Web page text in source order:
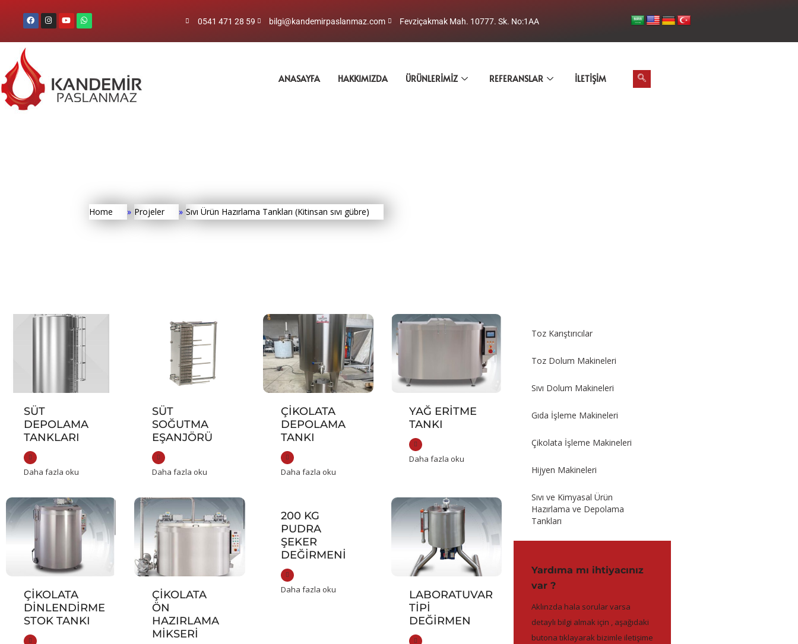
0541 471 28 59 bilgi@kandemirpaslanmaz.com Fevziçakmak Mah. 10777. Sk. No:1AA
ANASAYFA HAKKIMIZDA ÜRÜNLERIMIZ REFERANSLAR İLETIŞIM
Home » Projeler » Sıvı Ürün Hazırlama Tankları (Kitinsan sıvı gübre)
SÜT
DEPOLAMA
TANKLARI
Daha fazla oku
SÜT
SOĞUTMA
EŞANJÖRÜ
Daha fazla oku
ÇIKOLATA
DEPOLAMA
TANKI
Daha fazla oku
YAĞ ERITME
TANKI
Daha fazla oku
ÇIKOLATA
DINLENDIRME
STOK TANKI
ÇIKOLATA
ÖN
HAZIRLAMA
MIKSERI
200 KG
PUDRA
ŞEKER
DEĞIRMENI
Daha fazla oku
LABORATUVAR
TIPI
DEĞIRMEN
Toz Karıştırıcılar
Toz Dolum Makineleri
Sıvı Dolum Makineleri
Gıda İşleme Makineleri
Çikolata İşleme Makineleri
Hijyen Makineleri
Sıvı ve Kimyasal Ürün
Hazırlama ve Depolama
Tankları
Yardıma mı ihtiyacınız
var ?
Aklınzda hala sorular varsa
detaylı bilgi almak için , aşağıdaki
butona tıklayarak bizimle iletişime